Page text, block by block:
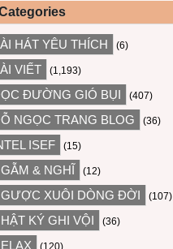
HÁT YÊU THÍCH (6)
VIẾT (1,193)
ĐƯỜNG GIÓ BỤI (407)
NGỌC TRANG BLOG (36)
ISEF (15)
& NGHĨ (12)
XUÔI DÒNG ĐỜI (107)
KÝ GHI VỘI (36)
(120)